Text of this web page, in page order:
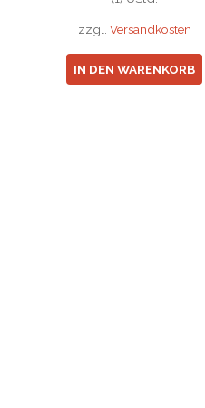
zzgl. Versandkosten
IN DEN WARENKORB